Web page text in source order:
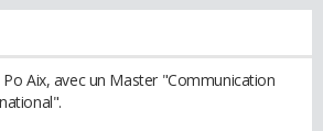
Aix, avec un Master "Communication